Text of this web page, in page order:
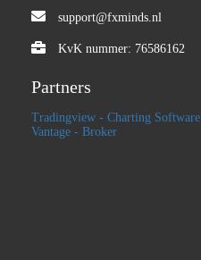
support@fxminds.nl
KvK nummer: 76586162
Partners
Tradingview - Charting Software
Vantage - Broker